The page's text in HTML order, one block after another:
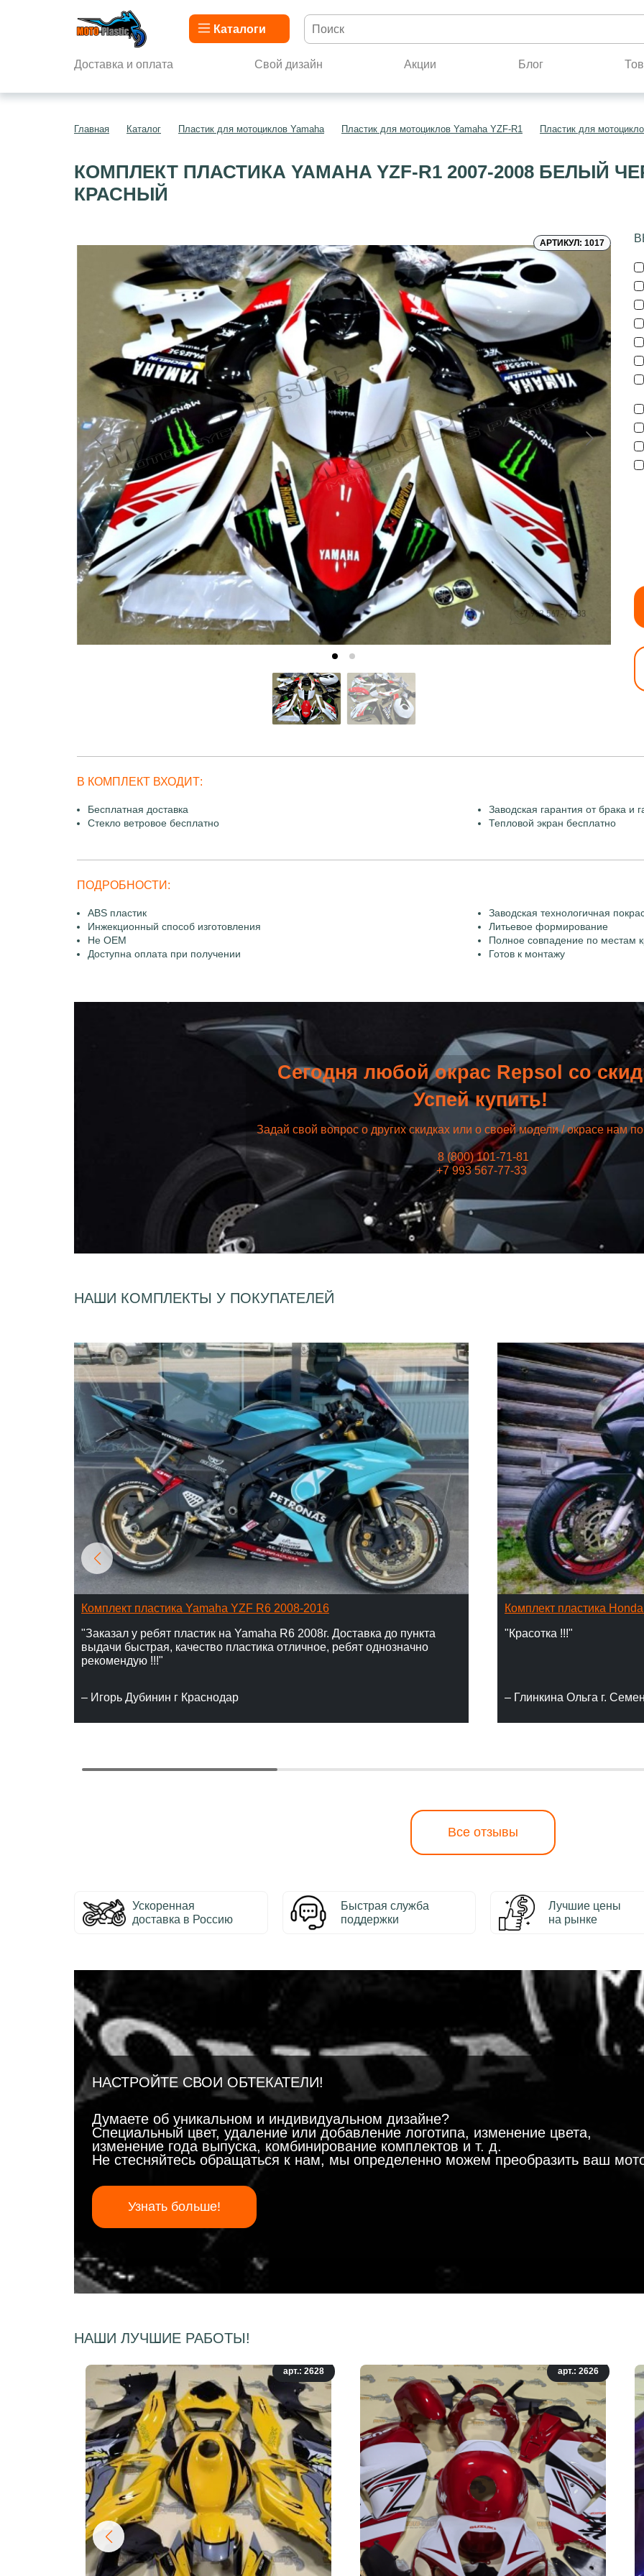
Каталоги
Доставка и оплата Свой дизайн Акции Блог
Главная Каталог Пластик для мотоциклов Yamaha Пластик для мотоциклов Yamaha YZF-R1 Пластик для
КОМПЛЕКТ ПЛАСТИКА YAMAHA YZF-R1 2007-2008 БЕЛЫЙ
КРАСНЫЙ
АРТИКУЛ: 1017
В КОМПЛЕКТ ВХОДИТ:
Бесплатная доставка
Заводская гарантия от брака и
Стекло ветровое бесплатно
Тепловой экран бесплатно
ПОДРОБНОСТИ:
ABS пластик
Заводская технологичная
Инжекционный способ изготовления
Литьевое формирование
Не OEM
Полное совпадение по местам
Доступна оплата при получении
Готов к монтажу
Сегодня любой окрас Repsol со
Успей купить!
Задай свой вопрос о других скидках или о своей модели / окрасе нам
8 (800) 101-71-81
+7 993 567-77-33
НАШИ КОМПЛЕКТЫ У ПОКУПАТЕЛЕЙ
Комплект пластика Yamaha YZF R6 2008-2016
"Заказал у ребят пластик на Yamaha R6 2008г. Доставка до пункта
выдачи быстрая, качество пластика отличное, ребят однозначно
рекомендую !!!"
– Игорь Дубинин г Краснодар
Комплект пластика
"Красотка !!!"
– Глинкина Ольга г.
Все отзывы
Ускоренная
доставка в Россию
Быстрая служба
поддержки
Лучшие цены
на рынке
НАСТРОЙТЕ СВОИ ОБТЕКАТЕЛИ!
Думаете об уникальном и индивидуальном дизайне?
Специальный цвет, удаление или добавление логотипа, изменение цвета,
изменение года выпуска, комбинирование комплектов и т. д.
Не стесняйтесь обращаться к нам, мы определенно можем преобразить ваш
Узнать больше!
НАШИ ЛУЧШИЕ РАБОТЫ!
арт.: 2628 арт.: 2626